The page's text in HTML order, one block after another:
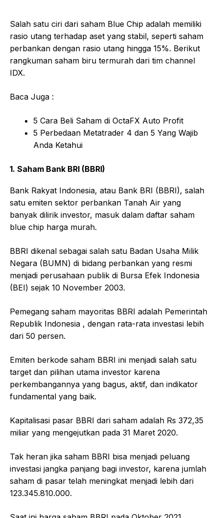
Salah satu ciri dari saham Blue Chip adalah memiliki
rasio utang terhadap aset yang stabil, seperti saham
perbankan dengan rasio utang hingga 15%. Berikut
rangkuman saham biru termurah dari tim channel
IDX.
Baca Juga :
5 Cara Beli Saham di OctaFX Auto Profit
5 Perbedaan Metatrader 4 dan 5 Yang Wajib
Anda Ketahui
1. Saham Bank BRI (BBRI)
Bank Rakyat Indonesia, atau Bank BRI (BBRI), salah
satu emiten sektor perbankan Tanah Air yang
banyak dilirik investor, masuk dalam daftar saham
blue chip harga murah.
BBRI dikenal sebagai salah satu Badan Usaha Milik
Negara (BUMN) di bidang perbankan yang resmi
menjadi perusahaan publik di Bursa Efek Indonesia
(BEI) sejak 10 November 2003.
Pemegang saham mayoritas BBRI adalah Pemerintah
Republik Indonesia , dengan rata-rata investasi lebih
dari 50 persen.
Emiten berkode saham BBRI ini menjadi salah satu
target dan pilihan utama investor karena
perkembangannya yang bagus, aktif, dan indikator
fundamental yang baik.
Kapitalisasi pasar BBRI dari saham adalah Rs 372,35
miliar yang mengejutkan pada 31 Maret 2020.
Tak heran jika saham BBRI bisa menjadi peluang
investasi jangka panjang bagi investor, karena jumlah
saham di pasar telah meningkat menjadi lebih dari
123.345.810.000.